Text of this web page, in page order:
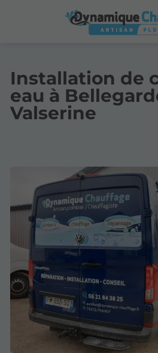
Installation de
eau à
Valserine